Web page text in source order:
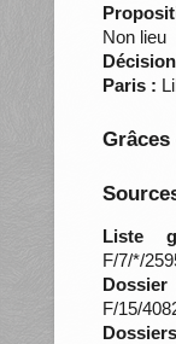
Non lieu
Paris :
Liste
F/7/*/
F/15/